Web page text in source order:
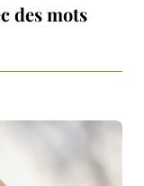
des mots